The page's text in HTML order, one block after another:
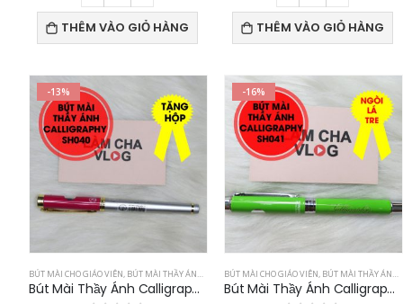
THÊM VÀO GIỎ HÀNG THÊM VÀO GIỎ HÀNG
-13%
BÚT MÀI CHO GIÁO VIÊN, BÚT MÀI THẦY ÁNH BÚT NGÒI LÁ TRE
Bút Mài Thầy Ánh Calligraphy SH040
-16%
BÚT MÀI CHO GIÁO VIÊN, BÚT MÀI THẦY ÁNH
Bút Mài Thầy Ánh Calligraphy SH041